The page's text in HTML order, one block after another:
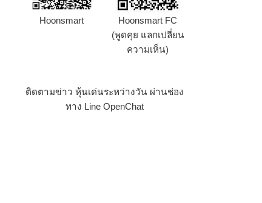
Hoonsmart
Hoonsmart FC
(พูดคุย แลกเปลี่ยน
ความเห็น)
ติดตามข่าว หุ้นเด่นระหว่างวัน ผ่านช่อง
ทาง Line OpenChat